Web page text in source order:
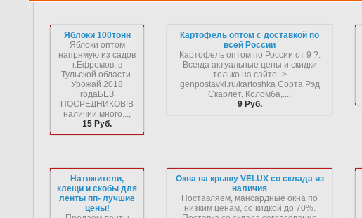
Яблоки 100тонн
Яблоки оптом
напрямую из садов
г.Ефремов, в
Тульской области.
Урожай 2018
годаБЕЗ
ПОСРЕДНИКОВ!В
наличии много...,
15 Руб.
Картофель оптом с доставкой по
всей России
Картофель оптом по России от 9 ?.
Всегда актуальные цены и скидки
только на сайте ->
genpostavki.ru/kartoshka Сорта Рэд
Скарлет, Коломба,...,
9 Руб.
Натяжители,
клещи и скобы для
ленты пп- лучшие
цены!
Окна на крышу VELUX со склада из
наличия
Поставляем, мансардные окна по
низким ценам, со кидкой до 70%.